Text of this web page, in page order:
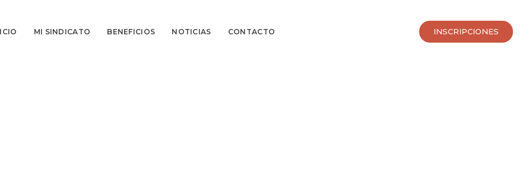
MI SINDICATO BENEFICIOS NOTICIAS CONTACTO INSCRIPCIONES